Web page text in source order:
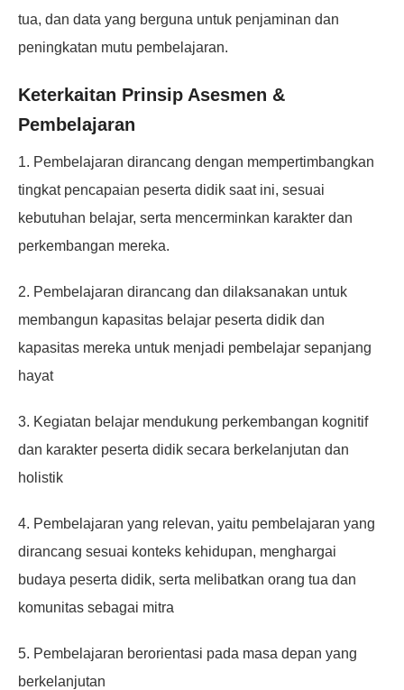
tua, dan data yang berguna untuk penjaminan dan
peningkatan mutu pembelajaran.
Keterkaitan Prinsip Asesmen &
Pembelajaran
1. Pembelajaran dirancang dengan mempertimbangkan
tingkat pencapaian peserta didik saat ini, sesuai
kebutuhan belajar, serta mencerminkan karakter dan
perkembangan mereka.
2. Pembelajaran dirancang dan dilaksanakan untuk
membangun kapasitas belajar peserta didik dan
kapasitas mereka untuk menjadi pembelajar sepanjang
hayat
3. Kegiatan belajar mendukung perkembangan kognitif
dan karakter peserta didik secara berkelanjutan dan
holistik
4. Pembelajaran yang relevan, yaitu pembelajaran yang
dirancang sesuai konteks kehidupan, menghargai
budaya peserta didik, serta melibatkan orang tua dan
komunitas sebagai mitra
5. Pembelajaran berorientasi pada masa depan yang
berkelanjutan